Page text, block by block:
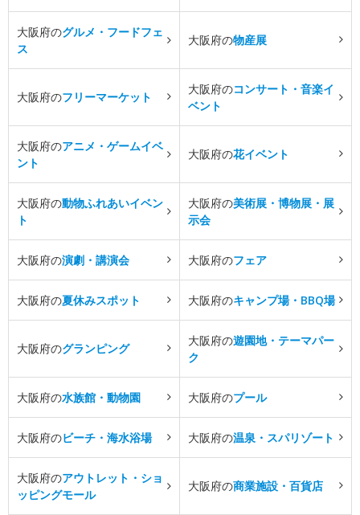
大阪府のグルメ・フードフェ
ス
大阪府の物産展
大阪府のフリーマーケット
大阪府のコンサート・音楽イ
ベント
大阪府のアニメ・ゲームイベ
ント
大阪府の花イベント
大阪府の動物ふれあいイベン
ト
大阪府の美術展・博物展・展
示会
大阪府の演劇・講演会 大阪府のフェア
大阪府の夏休みスポット 大阪府のキャンプ場・BBQ場
大阪府のグランピング
大阪府の遊園地・テーマパー
ク
大阪府の水族館・動物園 大阪府のプール
大阪府のビーチ・海水浴場 大阪府の温泉・スパリゾート
大阪府のアウトレット・ショ
ッピングモール
大阪府の商業施設・百貨店